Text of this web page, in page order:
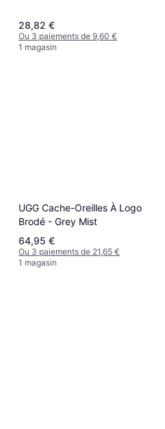
28,82 €
Ou 3 paiements de 9,60 €
1 magasin
UGG Cache-Oreilles À Logo
Brodé - Grey Mist
64,95 €
Ou 3 paiements de 21,65 €
1 magasin